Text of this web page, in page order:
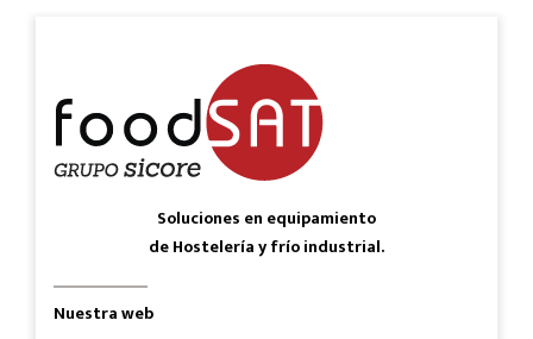
Soluciones en equipamiento
de Hostelería y frío industrial.
Nuestra web